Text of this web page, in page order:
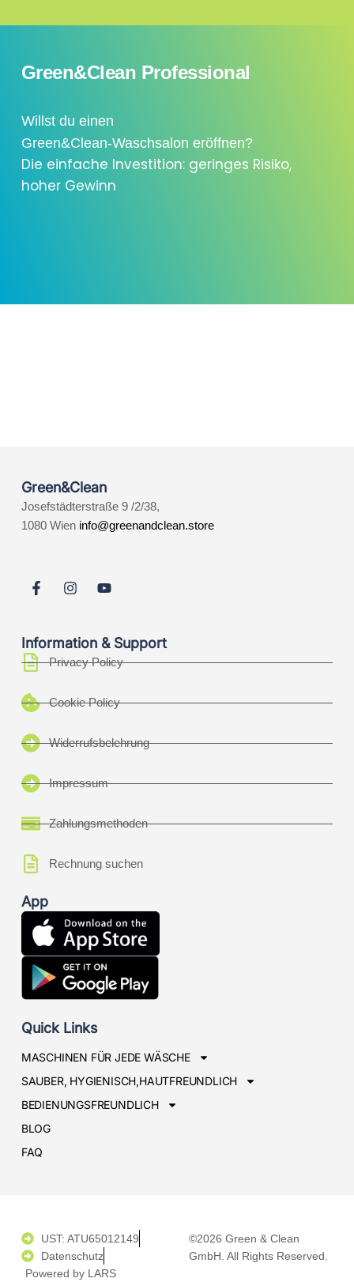
Green&Clean Professional
Willst du einen
Green&Clean-Waschsalon eröffnen?
Die einfache Investition: geringes Risiko,
hoher Gewinn
Green&Clean
Josefstädterstraße 9 /2/38,
1080 Wien info@greenandclean.store
Information & Support
Privacy Policy
Cookie Policy
Widerrufsbelehrung
Impressum
Zahlungsmethoden
Rechnung suchen
App
Quick Links
MASCHINEN FÜR JEDE WÄSCHE
SAUBER, HYGIENISCH,HAUTFREUNDLICH
BEDIENUNGSFREUNDLICH
BLOG
FAQ
UST: ATU65012149
Datenschutz
Powered by LARS
©2026 Green & Clean
GmbH. All Rights Reserved.